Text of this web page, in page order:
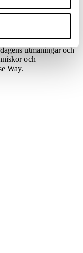
där expertis,
Genom
tjänster inom våra
utmaningar och
och
Way.